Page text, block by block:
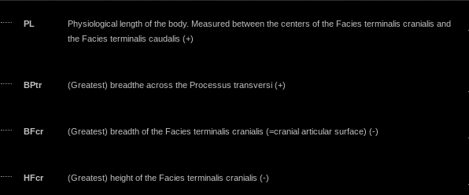
PL
Physiological length of the body. Measured between the centers of the Facies terminalis cranialis and
the Facies terminalis caudalis (+)
BPtr (Greatest) breadthe across the Processus transversi (+)
BFcr (Greatest) breadth of the Facies terminalis cranialis (=cranial articular surface) (-)
HFcr (Greatest) height of the Facies terminalis cranialis (-)